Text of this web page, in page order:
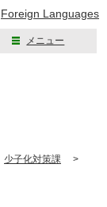
Foreign Languages
メニュー
少子化対策課 >